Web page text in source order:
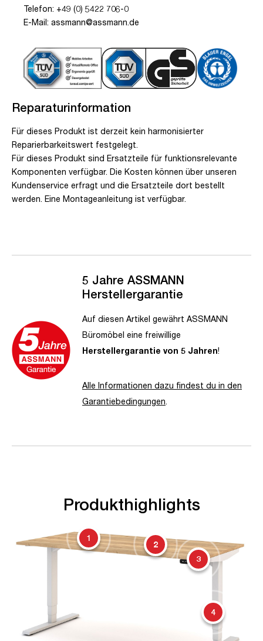
Telefon: +49 (0) 5422 706-0
E-Mail: assmann@assmann.de
Reparaturinformation
Für dieses Produkt ist derzeit kein harmonisierter
Reparierbarkeitswert festgelegt.
Für dieses Produkt sind Ersatzteile für funktionsrelevante
Komponenten verfügbar. Die Kosten können über unseren
Kundenservice erfragt und die Ersatzteile dort bestellt
werden. Eine Montageanleitung ist verfügbar.
5 Jahre ASSMANN
Herstellergarantie
Auf diesen Artikel gewährt ASSMANN
Büromöbel eine freiwillige
Herstellergarantie von 5 Jahren!
Alle Informationen dazu findest du in den
Garantiebedingungen.
Produkthighlights
1
2
3
4